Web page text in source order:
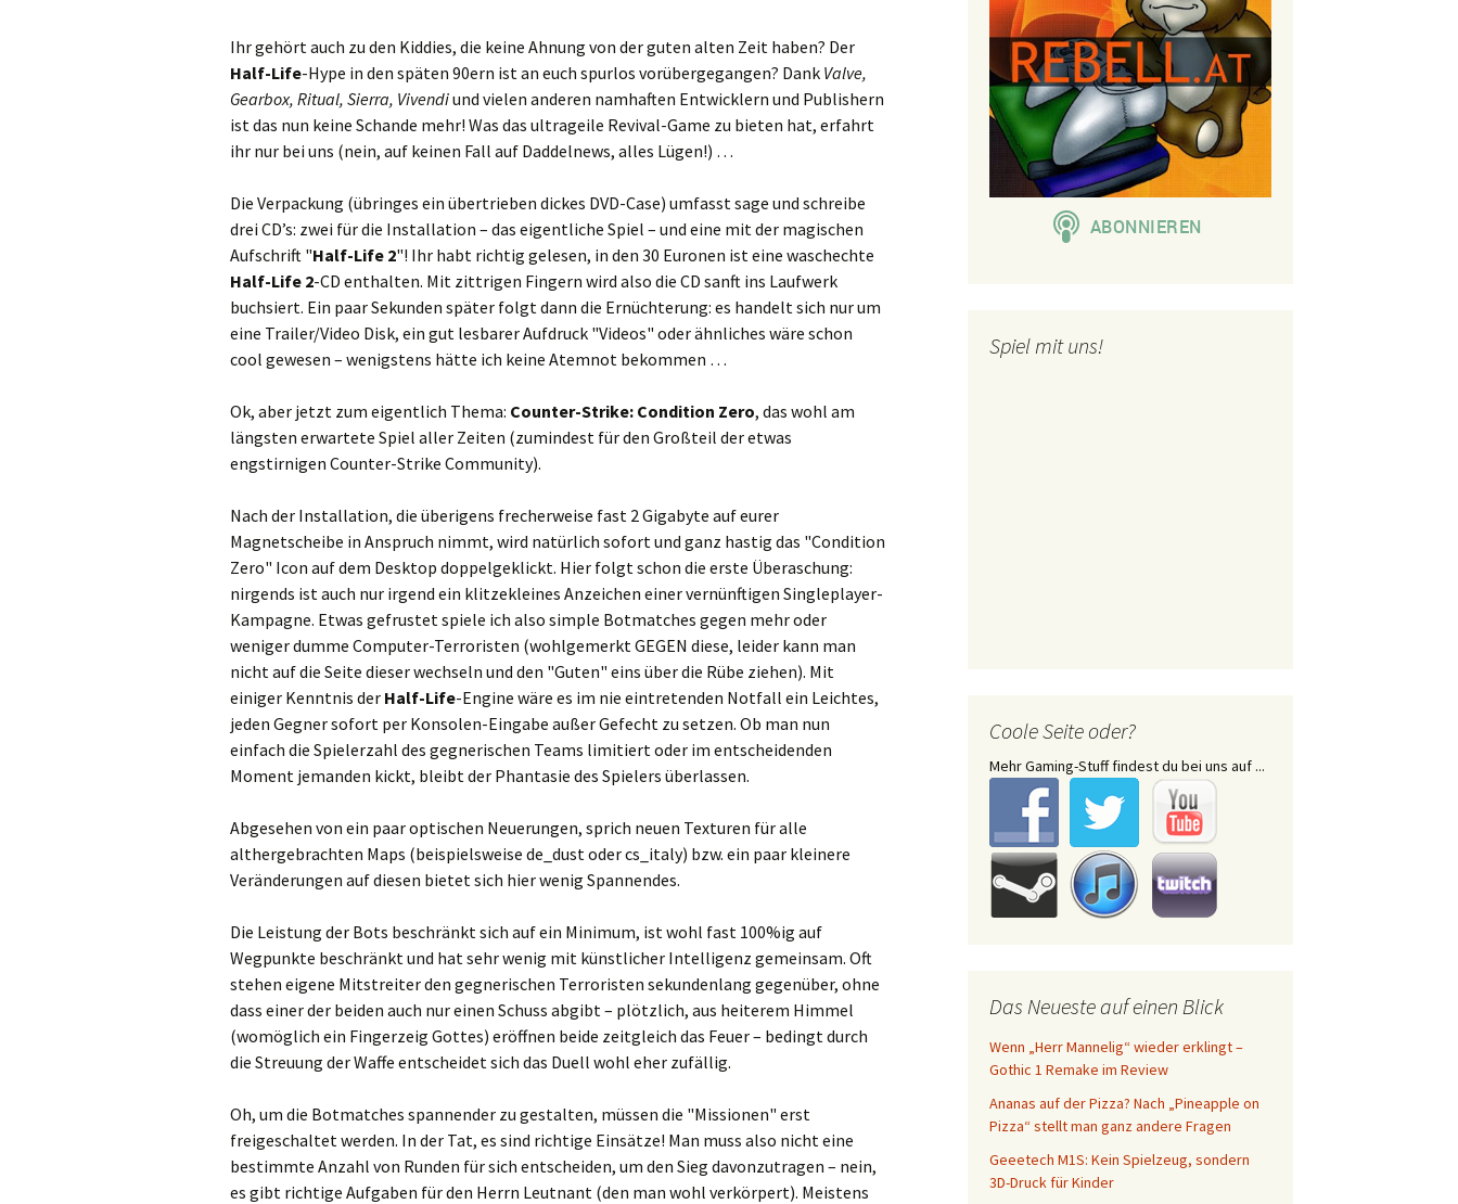
Ihr gehört auch zu den Kiddies, die keine Ahnung von der guten alten Zeit haben? Der
Half-Life-Hype in den späten 90ern ist an euch spurlos vorübergegangen? Dank Valve,
Gearbox, Ritual, Sierra, Vivendiund vielen anderen namhaften Entwicklern und Publishern
ist das nun keine Schande mehr! Was das ultrageile Revival-Game zu bieten hat, erfahrt
ihr nur bei uns (nein, auf keinen Fall auf Daddelnews, alles Lügen!) …
Die Verpackung (übringes ein übertrieben dickes DVD-Case) umfasst sage und schreibe
drei CD’s: zwei für die Installation – das eigentliche Spiel – und eine mit der magischen
Aufschrift "Half-Life 2"! Ihr habt richtig gelesen, in den 30 Euronen ist eine waschechte
Half-Life 2-CD enthalten. Mit zittrigen Fingern wird also die CD sanft ins Laufwerk
buchsiert. Ein paar Sekunden später folgt dann die Ernüchterung: es handelt sich nur um
eine Trailer/Video Disk, ein gut lesbarer Aufdruck "Videos" oder ähnliches wäre schon
cool gewesen – wenigstens hätte ich keine Atemnot bekommen …
Ok, aber jetzt zum eigentlich Thema: Counter-Strike: Condition Zero, das wohl am
längsten erwartete Spiel aller Zeiten (zumindest für den Großteil der etwas
engstirnigen Counter-Strike Community).
Nach der Installation, die überigens frecherweise fast 2 Gigabyte auf eurer
Magnetscheibe in Anspruch nimmt, wird natürlich sofort und ganz hastig das "Condition
Zero" Icon auf dem Desktop doppelgeklickt. Hier folgt schon die erste Überaschung:
nirgends ist auch nur irgend ein klitzekleines Anzeichen einer vernünftigen Singleplayer-
Kampagne. Etwas gefrustet spiele ich also simple Botmatches gegen mehr oder
weniger dumme Computer-Terroristen (wohlgemerkt GEGEN diese, leider kann man
nicht auf die Seite dieser wechseln und den "Guten" eins über die Rübe ziehen). Mit
einiger Kenntnis der Half-Life-Engine wäre es im nie eintretenden Notfall ein Leichtes,
jeden Gegner sofort per Konsolen-Eingabe außer Gefecht zu setzen. Ob man nun
einfach die Spielerzahl des gegnerischen Teams limitiert oder im entscheidenden
Moment jemanden kickt, bleibt der Phantasie des Spielers überlassen.
Abgesehen von ein paar optischen Neuerungen, sprich neuen Texturen für alle
althergebrachten Maps (beispielsweise de_dust oder cs_italy) bzw. ein paar kleinere
Veränderungen auf diesen bietet sich hier wenig Spannendes.
Die Leistung der Bots beschränkt sich auf ein Minimum, ist wohl fast 100%ig auf
Wegpunkte beschränkt und hat sehr wenig mit künstlicher Intelligenz gemeinsam. Oft
stehen eigene Mitstreiter den gegnerischen Terroristen sekundenlang gegenüber, ohne
dass einer der beiden auch nur einen Schuss abgibt – plötzlich, aus heiterem Himmel
(womöglich ein Fingerzeig Gottes) eröffnen beide zeitgleich das Feuer – bedingt durch
die Streuung der Waffe entscheidet sich das Duell wohl eher zufällig.
Oh, um die Botmatches spannender zu gestalten, müssen die "Missionen" erst
freigeschaltet werden. In der Tat, es sind richtige Einsätze! Man muss also nicht eine
bestimmte Anzahl von Runden für sich entscheiden, um den Sieg davonzutragen – nein,
es gibt richtige Aufgaben für den Herrn Leutnant (den man wohl verkörpert). Meistens
Spiel mit uns!
Coole Seite oder?
Mehr Gaming-Stuff findest du bei uns auf ...
Das Neueste auf einen Blick
Wenn „Herr Mannelig“ wieder erklingt –
Gothic 1 Remake im Review
Ananas auf der Pizza? Nach „Pineapple on
Pizza“ stellt man ganz andere Fragen
Geeetech M1S: Kein Spielzeug, sondern
3D-Druck für Kinder